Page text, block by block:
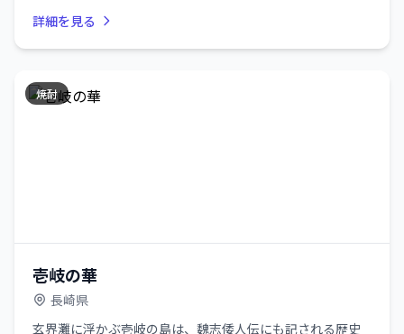
詳細を見る
焼酎
壱岐の華
長崎県
玄界灘に浮かぶ壱岐の島は、魏志倭人伝にも記される歴史